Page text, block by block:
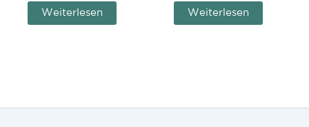
Weiterlesen Weiterlesen